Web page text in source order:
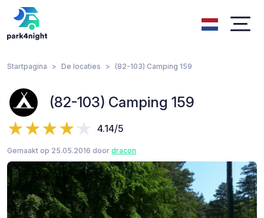
Startpagina De locaties (82-103) Camping 159
(82-103) Camping 159
4.14/5
Gemaakt op 25.05.2016 door dracon